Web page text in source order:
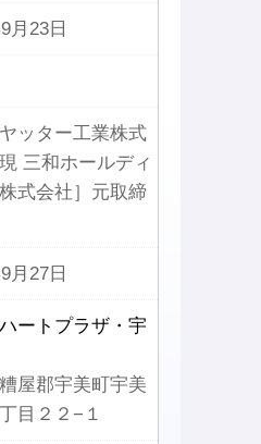
月23日
ッター工業株式
三和ホールディ
式会社］元取締
月27日
ートプラザ・宇
屋郡宇美町宇美
目２２−１